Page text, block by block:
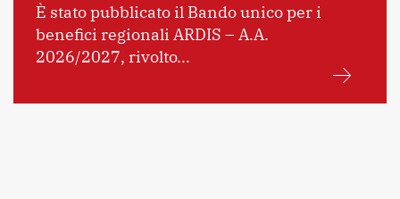
È stato pubblicato il Bando unico per i
benefici regionali ARDIS – A.A.
2026/2027, rivolto...